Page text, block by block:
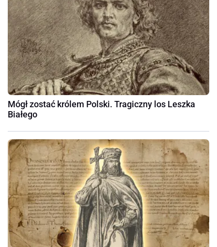
Mógł zostać królem Polski. Tragiczny los Leszka
Białego